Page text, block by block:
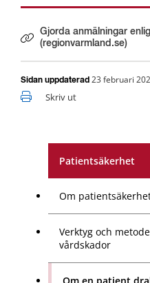
Patientsäkerhet
Om
Verktyg och
vårdskador
Gjorda anmälningar
(regionvarmland.se)
Länk till annan
Sidan uppdaterad 23 februari
Skriv ut